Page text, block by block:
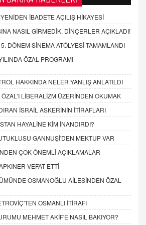
İBADETE AÇILIŞ HİKAYESİ
NASIL GİRMEDİK, DİNÇERLER AÇIKLADI!
DÖNEM SİNEMA ATÖLYESİ TAMAMLANDI
ÖZAL PROGRAMI
HAKKINDA NELER YANLIŞ ANLATILDI
ÖZAL'I LİBERALİZM ÜZERİNDEN OKUMAK
İSRAİL ASKERİNİN İTİRAFLARI
HAYALİNE KİM İNANDIRDI?
GANNUŞİ'DEN MEKTUP VAR
ÇOK ÖNEMLİ AÇIKLAMALAR
VEFAT ETTİ
OSMANOĞLU AİLESİNDEN ÖZAL
OSMANLI İTİRAFI
MEHMET AKİF'E NASIL BAKIYOR?